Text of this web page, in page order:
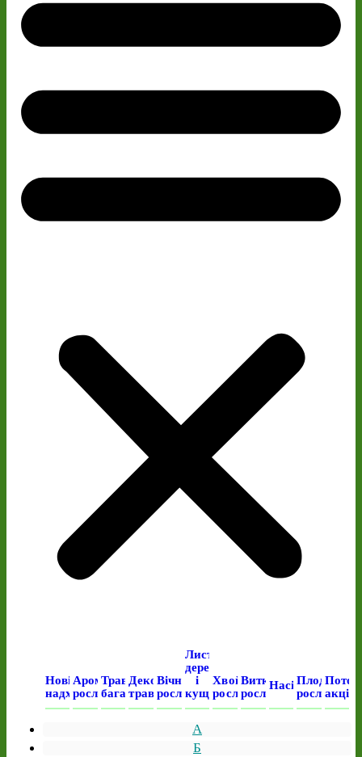
Нові
надходження
Ароматичні
рослини
Трав’янисті
багаторічні
Декоративні
трави
Вічнозелені
рослини
Листяні
дерева
і
кущі
Хвойні
рослини
Виткі
рослини
НасінняПлодові
рослини
акція
А
Б